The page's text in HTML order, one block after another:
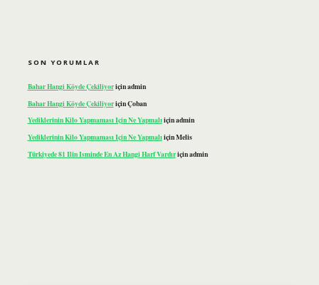
SON YORUMLAR
Bahar Hangi Köyde Çekiliyoriçinadmin
Bahar Hangi Köyde ÇekiliyoriçinÇoban
Yediklerinin Kilo Yapmaması Için Ne Yapmalıiçinadmin
Yediklerinin Kilo Yapmaması Için Ne YapmalıiçinMelis
Türkiyede 81 Ilin Isminde En Az Hangi Harf Vardıriçinadmin